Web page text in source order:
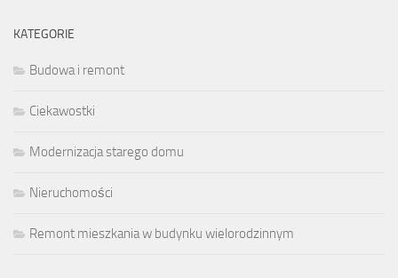
KATEGORIE
Budowa i remont
Ciekawostki
Modernizacja starego domu
Nieruchomości
Remont mieszkania w budynku wielorodzinnym